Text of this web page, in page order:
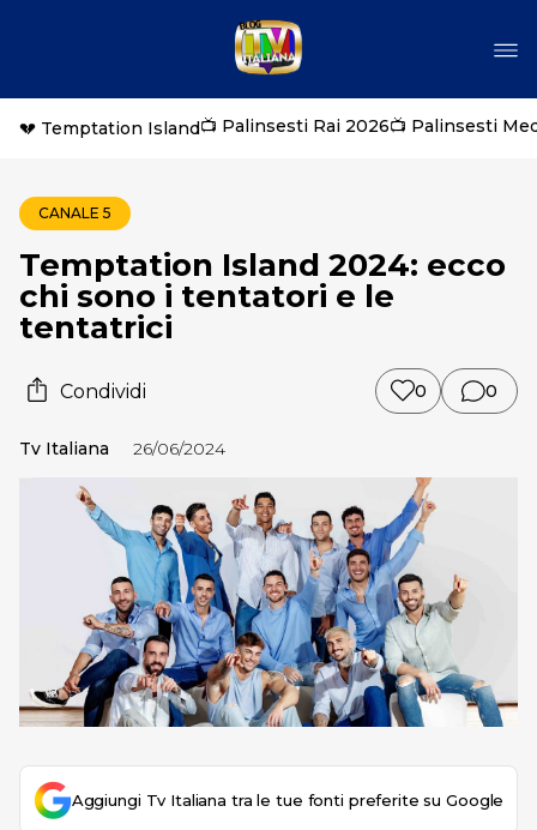
💔 Temptation Island📺 Palinsesti Rai 2026📺 Palinsesti
CANALE 5
Temptation Island 2024: ecco
chi sono i tentatori e le
tentatrici
Condividi 0 0
Tv Italiana 26/06/2024
Aggiungi Tv Italiana tra le tue fonti preferite su Google